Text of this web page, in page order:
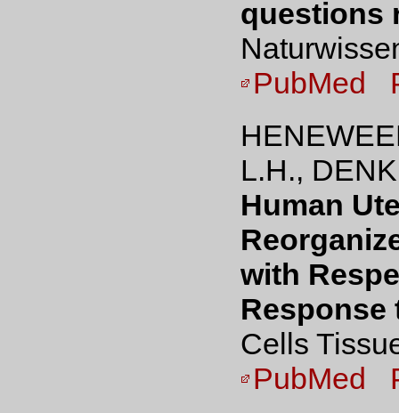
questions
PubMed
L.H.,
Human
with
Response
Cells
PubMed